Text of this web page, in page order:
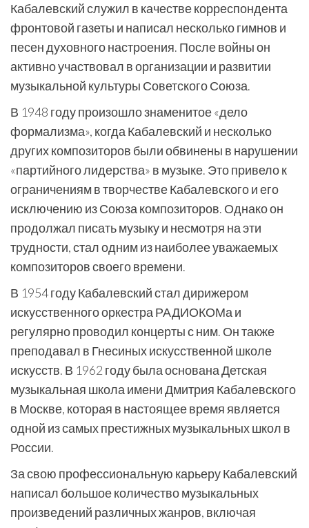
Кабалевский служил в качестве корреспондента
фронтовой газеты и написал несколько гимнов и
песен духовного настроения. После войны он
активно участвовал в организации и развитии
музыкальной культуры Советского Союза.
В 1948 году произошло знаменитое «дело
формализма», когда Кабалевский и несколько
других композиторов были обвинены в нарушении
«партийного лидерства» в музыке. Это привело к
ограничениям в творчестве Кабалевского и его
исключению из Союза композиторов. Однако он
продолжал писать музыку и несмотря на эти
трудности, стал одним из наиболее уважаемых
композиторов своего времени.
В 1954 году Кабалевский стал дирижером
искусственного оркестра РАДИОКОМа и
регулярно проводил концерты с ним. Он также
преподавал в Гнесиных искусственной школе
искусств. В 1962 году была основана Детская
музыкальная школа имени Дмитрия Кабалевского
в Москве, которая в настоящее время является
одной из самых престижных музыкальных школ в
России.
За свою профессиональную карьеру Кабалевский
написал большое количество музыкальных
произведений различных жанров, включая